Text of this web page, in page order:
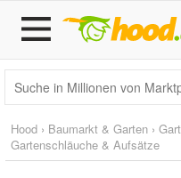
Hood › Baumarkt & Garten ›
Gartenschläuche & Aufsätze